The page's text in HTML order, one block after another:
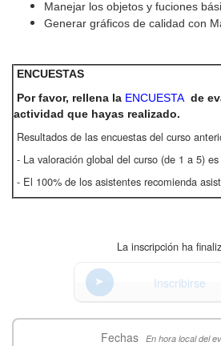
Manejar los objetos y fuciones
Generar gráficos de calidad con
ENCUESTAS
Por favor, rellena la ENCUESTA de
actividad que hayas realizado.
Resultados de las encuestas del curso
- La valoración global del curso (de 1 a 5)
- El 100% de los asistentes recomienda
La inscripción ha
Inscribirse
Fechas En hora local del